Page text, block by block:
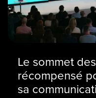
Le sommet
récompensé
sa